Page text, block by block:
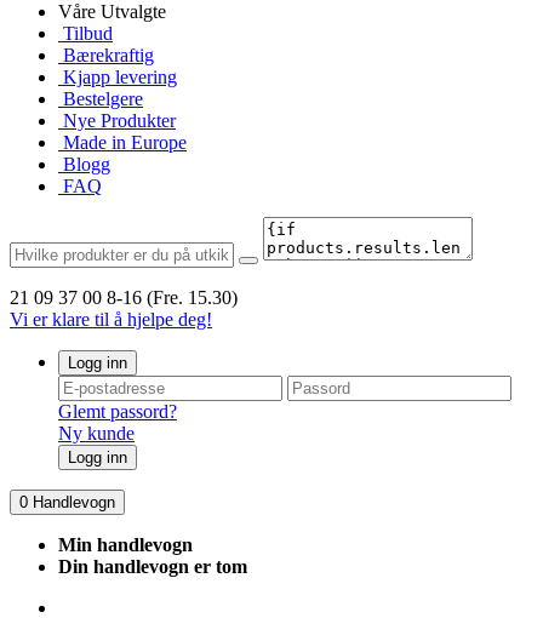
Våre Utvalgte
Tilbud
Bærekraftig
Kjapp levering
Bestelgere
Nye Produkter
Made in Europe
Blogg
FAQ
21 09 37 00 8-16 (Fre. 15.30)
Vi er klare til å hjelpe deg!
Logg inn
Glemt passord?
Ny kunde
Logg inn
0 Handlevogn
Min handlevogn
Din handlevogn er tom